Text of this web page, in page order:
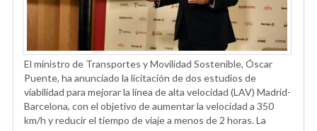
El ministro de Transportes y Movilidad Sostenible, Óscar
Puente, ha anunciado la licitación de dos estudios de
viabilidad para mejorar la línea de alta velocidad (LAV) Madrid-
Barcelona, con el objetivo de aumentar la velocidad a 350
km/h y reducir el tiempo de viaje a menos de 2 horas. La